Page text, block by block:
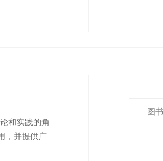
和实践的角
并提供广泛
对发生灾害
图